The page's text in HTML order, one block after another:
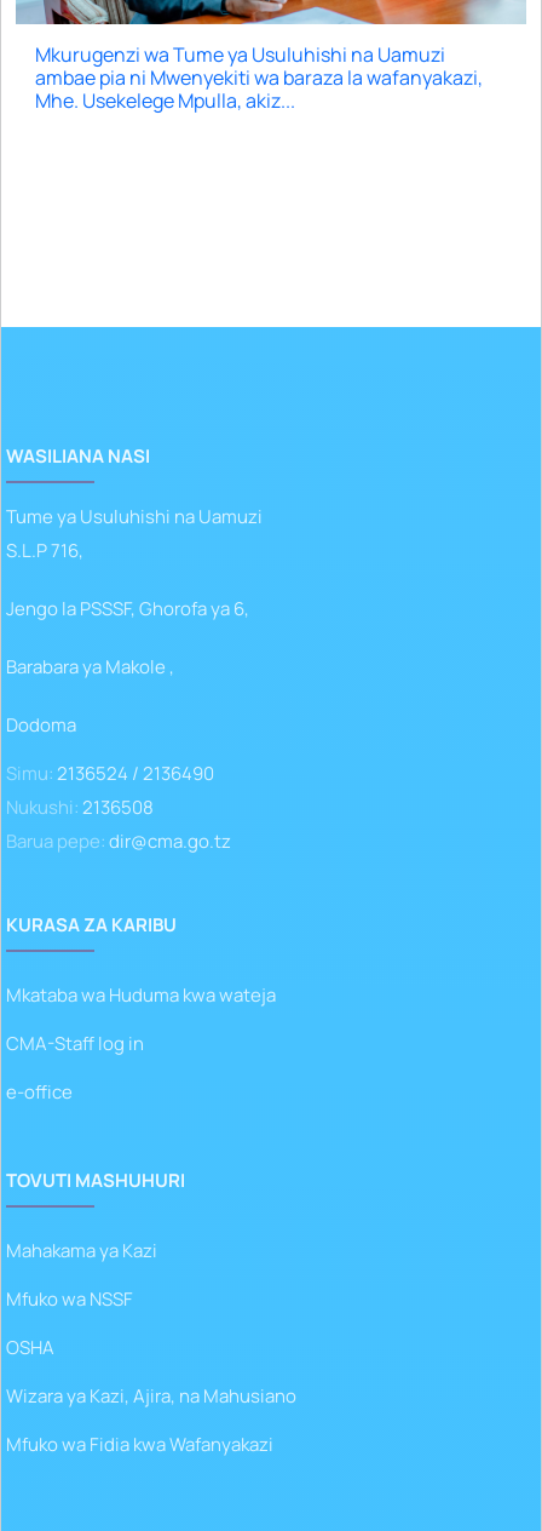
Mkurugenzi wa Tume ya Usuluhishi na Uamuzi
ambae pia ni Mwenyekiti wa baraza la wafanyakazi,
Mhe. Usekelege Mpulla, akiz...
WASILIANA NASI
Tume ya Usuluhishi na Uamuzi
S.L.P 716,
Jengo la PSSSF, Ghorofa ya 6,
Barabara ya Makole ,
Dodoma
Simu:2136524 / 2136490
Nukushi:2136508
Barua pepe:dir@cma.go.tz
KURASA ZA KARIBU
Mkataba wa Huduma kwa wateja
CMA-Staff log in
e-office
TOVUTI MASHUHURI
Mahakama ya Kazi
Mfuko wa NSSF
OSHA
Wizara ya Kazi, Ajira, na Mahusiano
Mfuko wa Fidia kwa Wafanyakazi